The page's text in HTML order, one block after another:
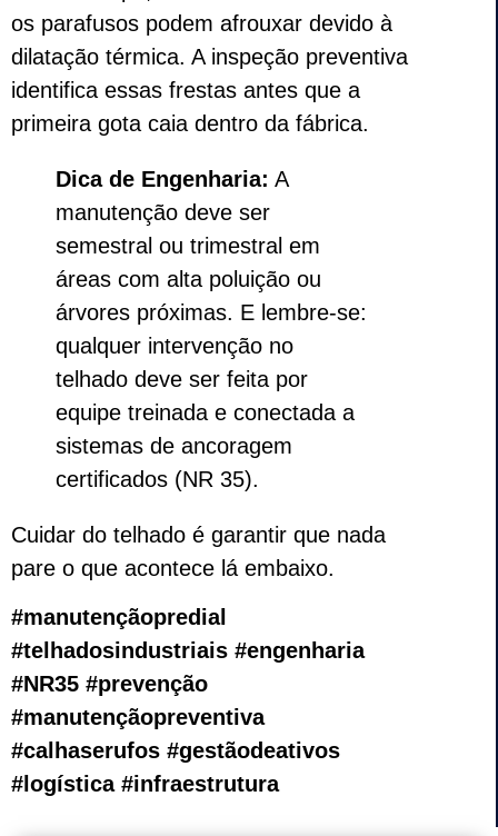
os parafusos podem afrouxar devido à
dilatação térmica. A inspeção preventiva
identifica essas frestas antes que a
primeira gota caia dentro da fábrica.
Dica de Engenharia: A
manutenção deve ser
semestral ou trimestral em
áreas com alta poluição ou
árvores próximas. E lembre-se:
qualquer intervenção no
telhado deve ser feita por
equipe treinada e conectada a
sistemas de ancoragem
certificados (NR 35).
Cuidar do telhado é garantir que nada
pare o que acontece lá embaixo.
#manutençãopredial
#telhadosindustriais #engenharia
#NR35 #prevenção
#manutençãopreventiva
#calhaserufos #gestãodeativos
#logística #infraestrutura